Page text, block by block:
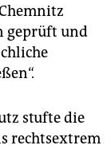
geprüft und
stufte die
rechtsextrem